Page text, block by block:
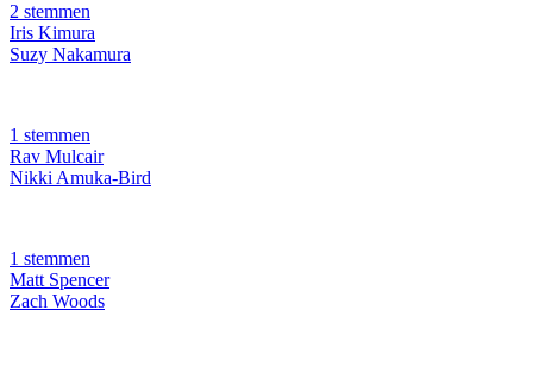
2 stemmen
Iris Kimura
Suzy Nakamura
1 stemmen
Rav Mulcair
Nikki Amuka-Bird
1 stemmen
Matt Spencer
Zach Woods